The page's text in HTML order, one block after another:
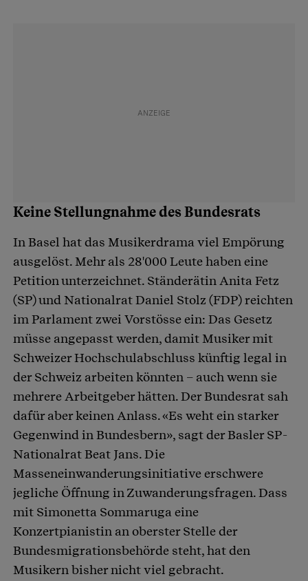
Keine Stellungnahme des Bundesrats
In Basel hat das Musikerdrama viel Empörung
ausgelöst. Mehr als 28'000 Leute haben eine
Petition unterzeichnet. Ständerätin Anita Fetz
(SP) und Nationalrat Daniel Stolz (FDP) reichten
im Parlament zwei Vorstösse ein: Das Gesetz
müsse angepasst werden, damit Musiker mit
Schweizer Hochschulabschluss künftig legal in
der Schweiz arbeiten könnten – auch wenn sie
mehrere Arbeitgeber hätten. Der Bundesrat sah
dafür aber keinen Anlass. «Es weht ein starker
Gegenwind in Bundesbern», sagt der Basler SP-
Nationalrat Beat Jans. Die
Masseneinwanderungsinitiative erschwere
jegliche Öffnung in Zuwanderungsfragen. Dass
mit Simonetta Sommaruga eine
Konzertpianistin an oberster Stelle der
Bundesmigrationsbehörde steht, hat den
Musikern bisher nicht viel gebracht.